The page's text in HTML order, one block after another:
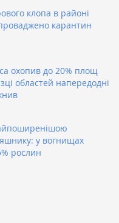
клопа в районі
карантин
охопив до 20% площ
областей напередодні
у вогнищах
рослин